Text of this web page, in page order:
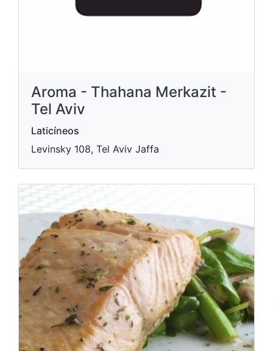
Aroma - Thahana Merkazit -
Tel Aviv
Laticíneos
Levinsky 108, Tel Aviv Jaffa